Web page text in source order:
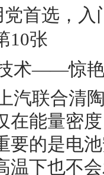
术——惊
汽联合清
在能量密
要的是电
温下也不